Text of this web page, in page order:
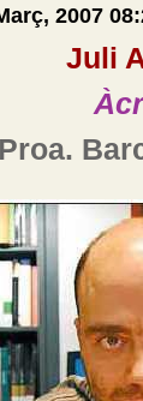
2007
Juli
Proa.